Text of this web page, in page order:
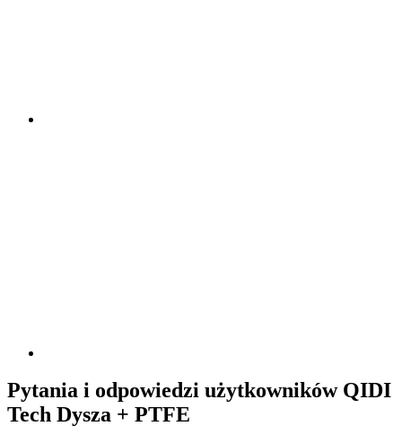
Pytania i odpowiedzi użytkowników QIDI
Tech Dysza + PTFE